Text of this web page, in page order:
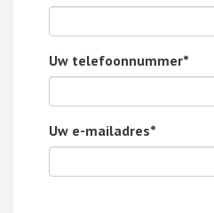
Uw telefoonnummer*
Uw e-mailadres*